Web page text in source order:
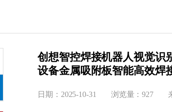
创想智控焊接机器人视觉识
设备金属吸附板智能高效焊
日期：2025-10-31 浏览量：927